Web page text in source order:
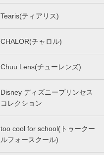
Tearis(ティアリス)
CHALOR(チャロル)
Chuu Lens(チューレンズ)
Disney ディズニープリンセス
コレクション
too cool for school(トゥークー
ルフォースクール)